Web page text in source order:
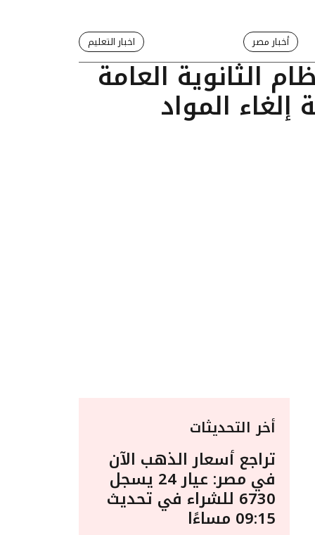
أخبار مصر اخبار التعليم
الثانوية العامة
المواد
أخر التحديثات
تراجع أسعار الذهب الآن
في مصر: عيار 24 يسجل
6730 للشراء في تحديث
09:15 مساءًا